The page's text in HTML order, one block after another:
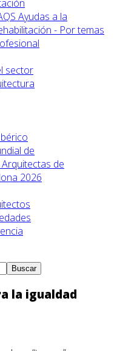
Ayudas a la
- Por temas
sector
de
de
2026
Buscar
la igualdad